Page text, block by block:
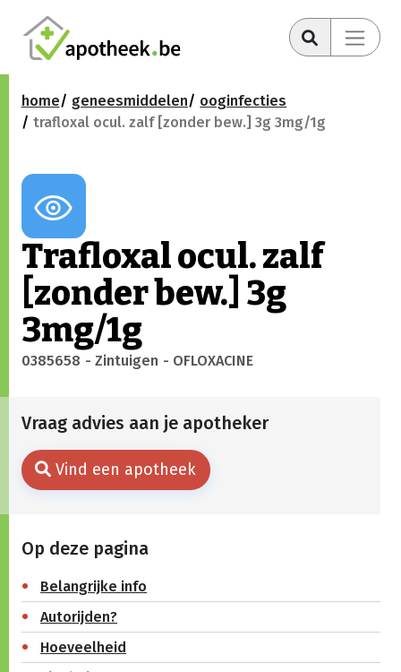
home geneesmiddelen
ooginfecties
trafloxal ocul. zalf [zonder bew.] 3g 3mg/1g
Trafloxal ocul. zalf
[zonder bew.] 3g
3mg/1g
0385658 - Zintuigen - OFLOXACINE
Vraag advies aan je apotheker
Vind een apotheek
Op deze pagina
Belangrijke info
Autorijden?
Hoeveelheid